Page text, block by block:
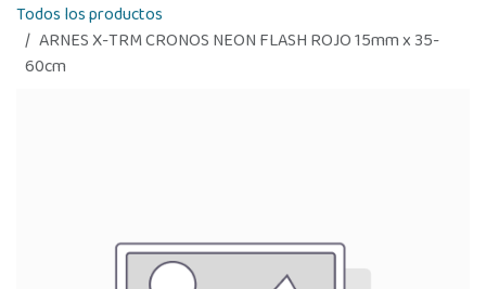
Todos los productos
ARNES X-TRM CRONOS NEON FLASH ROJO 15mm x 35-
60cm